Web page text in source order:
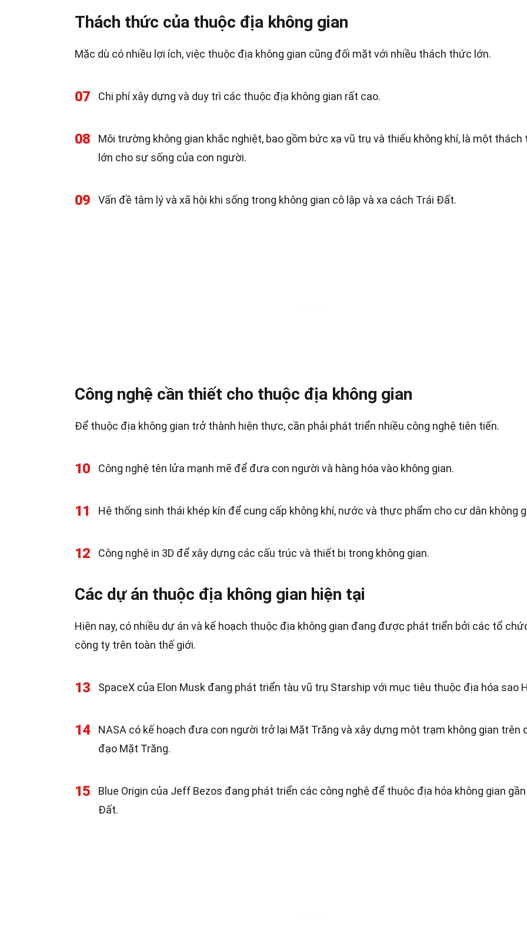
Thách thức của thuộc địa không gian
Mặc dù có nhiều lợi ích, việc thuộc địa không gian cũng đối mặt với nhiều thách thức lớn.
07 Chi phí xây dựng và duy trì các thuộc địa không gian rất cao.
08
Môi trường không gian khắc nghiệt, bao gồm bức xạ vũ trụ và thiếu không khí, là một
lớn cho sự sống của con người.
09 Vấn đề tâm lý và xã hội khi sống trong không gian cô lập và xa cách Trái Đất.
Công nghệ cần thiết cho thuộc địa không gian
Để thuộc địa không gian trở thành hiện thực, cần phải phát triển nhiều công nghệ tiên tiến.
10 Công nghệ tên lửa mạnh mẽ để đưa con người và hàng hóa vào không gian.
11 Hệ thống sinh thái khép kín để cung cấp không khí, nước và thực phẩm cho cư dân không
12 Công nghệ in 3D để xây dựng các cấu trúc và thiết bị trong không gian.
Các dự án thuộc địa không gian hiện tại
Hiện nay, có nhiều dự án và kế hoạch thuộc địa không gian đang được phát triển bởi các tổ
công ty trên toàn thế giới.
13 SpaceX của Elon Musk đang phát triển tàu vũ trụ Starship với mục tiêu thuộc địa hóa sao
14
NASA có kế hoạch đưa con người trở lại Mặt Trăng và xây dựng một trạm không gian trên
đạo Mặt Trăng.
15
Blue Origin của Jeff Bezos đang phát triển các công nghệ để thuộc địa hóa không gian
Đất.